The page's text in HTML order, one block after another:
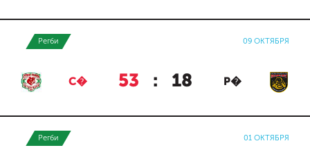
Регби 09 ОКТЯБРЯ
С� 53 : 18 Р�
Регби 01 ОКТЯБРЯ